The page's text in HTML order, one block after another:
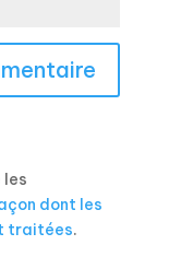
les
dont les
traitées.